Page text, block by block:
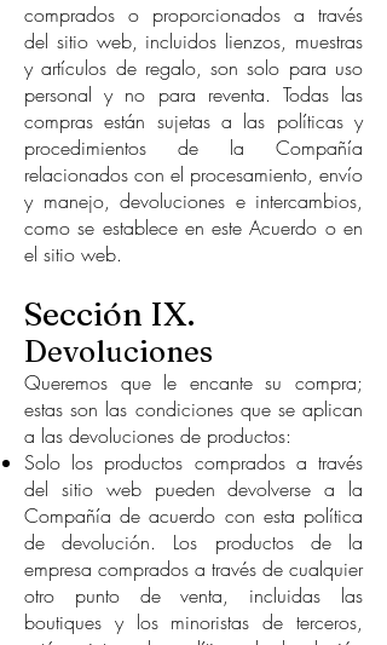
comprados o proporcionados a través
del sitio web, incluidos lienzos, muestras
y artículos de regalo, son solo para uso
personal y no para reventa. Todas las
compras están sujetas a las políticas y
procedimientos de la Compañía
relacionados con el procesamiento, envío
y manejo, devoluciones e intercambios,
como se establece en este Acuerdo o en
el sitio web.
Sección IX.
Devoluciones
Queremos que le encante su compra;
estas son las condiciones que se aplican
a las devoluciones de productos:
Solo los productos comprados a través
del sitio web pueden devolverse a la
Compañía de acuerdo con esta política
de devolución. Los productos de la
empresa comprados a través de cualquier
otro punto de venta, incluidas las
boutiques y los minoristas de terceros,